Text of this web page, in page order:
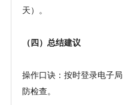
天）。
（四）总结建议
操作口诀：按时登录电子局
防检查。